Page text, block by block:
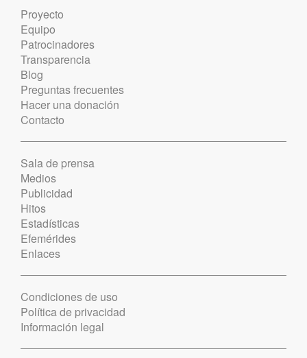
Proyecto
Equipo
Patrocinadores
Transparencia
Blog
Preguntas frecuentes
Hacer una donación
Contacto
Sala de prensa
Medios
Publicidad
Hitos
Estadísticas
Efemérides
Enlaces
Condiciones de uso
Política de privacidad
Información legal